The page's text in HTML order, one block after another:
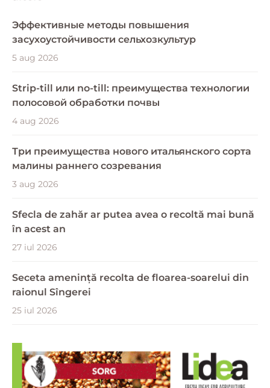
Эффективные методы повышения
засухоустойчивости сельхозкультур
5 aug 2026
Strip-till или no-till: преимущества технологии
полосовой обработки почвы
4 aug 2026
Три преимущества нового итальянского сорта
малины раннего созревания
3 aug 2026
Sfecla de zahăr ar putea avea o recoltă mai bună
în acest an
27 iul 2026
Seceta amenință recolta de floarea-soarelui din
raionul Sîngerei
25 iul 2026